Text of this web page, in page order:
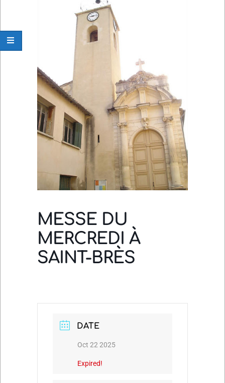
MESSE DU
MERCREDI À
SAINT-BRÈS
DATE
Oct 22 2025
Expired!